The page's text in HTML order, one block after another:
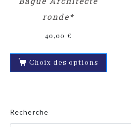
ronde*
40,00 €
Choix des options
Recherche